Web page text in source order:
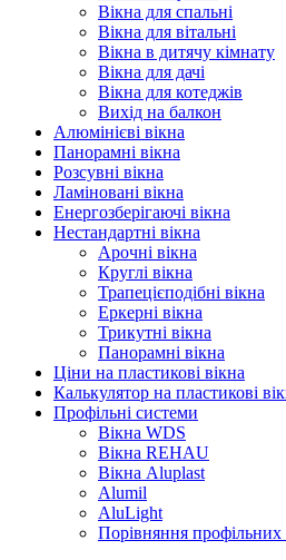
Вікна для спальні
Вікна для вітальні
Вікна в дитячу кімнату
Вікна для дачі
Вікна для котеджів
Вихід на балкон
Алюмінієві вікна
Панорамні вікна
Розсувні вікна
Ламіновані вікна
Енергозберігаючі вікна
Нестандартні вікна
Арочні вікна
Круглі вікна
Трапецієподібні вікна
Еркерні вікна
Трикутні вікна
Панорамні вікна
Ціни на пластикові вікна
Калькулятор на пластикові
Профільні системи
Вікна WDS
Вікна REHAU
Вікна Aluplast
Alumil
AluLight
Порівняння профільних